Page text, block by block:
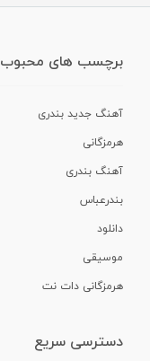
برچسب های محبوب
آهنگ جدید بندری
هرمزگانی
آهنگ بندری
بندرعباس
دانلود
موسیقی
هرمزگانی دات نت
دسترسی سریع